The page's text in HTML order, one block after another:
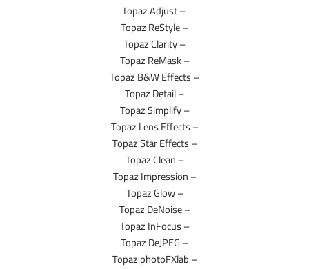
– Topaz Adjust
– Topaz ReStyle
– Topaz Clarity
– Topaz ReMask
– Topaz B&W Effects
– Topaz Detail
– Topaz Simplify
– Topaz Lens Effects
– Topaz Star Effects
– Topaz Clean
– Topaz Impression
– Topaz Glow
– Topaz DeNoise
– Topaz InFocus
– Topaz DeJPEG
– Topaz photoFXlab